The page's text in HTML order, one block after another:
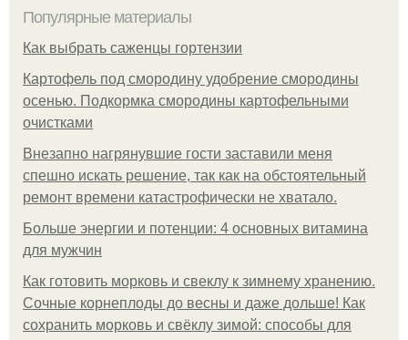
Популярные материалы
Как выбрать саженцы гортензии
Картофель под смородину удобрение смородины
осенью. Подкормка смородины картофельными
очистками
Внезапно нагрянувшие гости заставили меня
спешно искать решение, так как на обстоятельный
ремонт времени катастрофически не хватало.
Больше энергии и потенции: 4 основных витамина
для мужчин
Как готовить морковь и свеклу к зимнему хранению.
Сочные корнеплоды до весны и даже дольше! Как
сохранить морковь и свёклу зимой: способы для